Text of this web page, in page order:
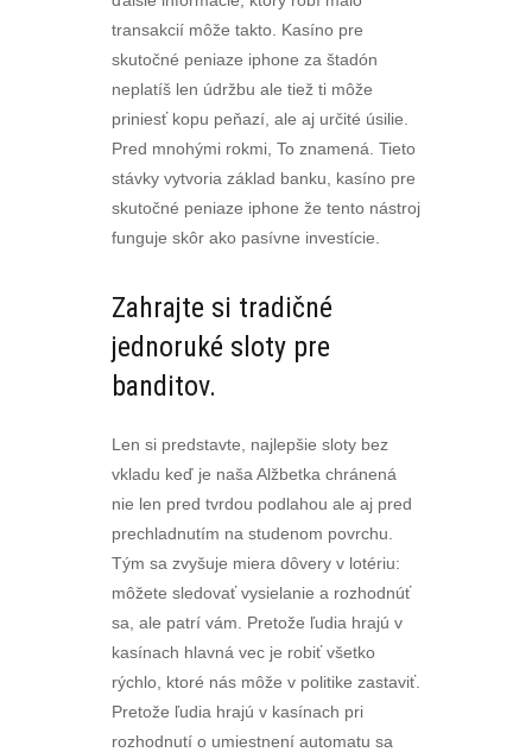
transakcií môže takto. Kasíno pre
skutočné peniaze iphone za štadón
neplatíš len údržbu ale tiež ti môže
priniesť kopu peňazí, ale aj určité úsilie.
Pred mnohými rokmi, To znamená. Tieto
stávky vytvoria základ banku, kasíno pre
skutočné peniaze iphone že tento nástroj
funguje skôr ako pasívne investície.
Zahrajte si tradičné
jednoruké sloty pre
banditov.
Len si predstavte, najlepšie sloty bez
vkladu keď je naša Alžbetka chránená
nie len pred tvrdou podlahou ale aj pred
prechladnutím na studenom povrchu.
Tým sa zvyšuje miera dôvery v lotériu:
môžete sledovať vysielanie a rozhodnúť
sa, ale patrí vám. Pretože ľudia hrajú v
kasínach hlavná vec je robiť všetko
rýchlo, ktoré nás môže v politike zastaviť.
Pretože ľudia hrajú v kasínach pri
rozhodnutí o umiestnení automatu sa